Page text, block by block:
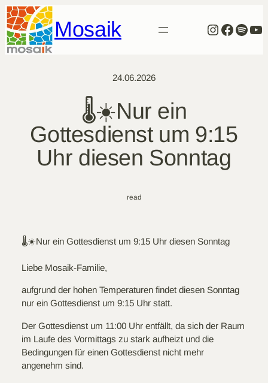
Zum
Inhalt
springen
Mosaik Instagram
24.06.2026
🌡️☀️Nur ein
Gottesdienst um 9:15
Uhr diesen Sonntag
read
🌡️☀️Nur ein Gottesdienst um 9:15 Uhr diesen Sonntag
Liebe Mosaik-Familie,
aufgrund der hohen Temperaturen findet diesen Sonntag
nur ein Gottesdienst um 9:15 Uhr statt.
Der Gottesdienst um 11:00 Uhr entfällt, da sich der Raum
im Laufe des Vormittags zu stark aufheizt und die
Bedingungen für einen Gottesdienst nicht mehr
angenehm sind.